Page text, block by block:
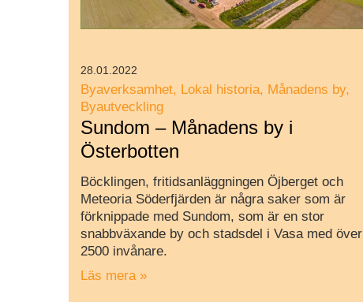
Byaverksamhet Lokal historia Månadens by
Byautveckling
Sundom – Månadens by i
Österbotten
Böcklingen, fritidsanläggningen Öjberget och
Meteoria Söderfjärden är några saker som är
förknippade med Sundom, som är en stor
snabbväxande by och stadsdel i Vasa med över
2500 invånare.
Läs mera »
28.01.2022